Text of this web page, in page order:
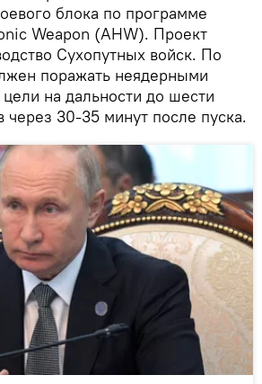
блока по программе
Weapon (AHW). Проект
Сухопутных войск. По
поражать неядерными
на дальности до шести
через 30-35 минут после пуска.